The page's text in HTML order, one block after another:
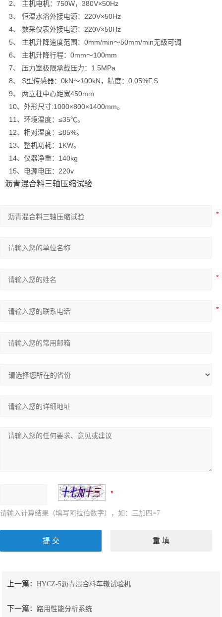
2、 主机电机：750W，380V×50Hz
3、 恒温水浴外接电源：220V×50Hz
4、 数采仪表外接电源：220V×50Hz
5、 主机升降速度范围：0mm/min～50mm/min无级可调
6、 主机升降行程：0mm～100mm
7、 压力室极限承载压力：1.5MPa
8、 S型传感器：0kN～100kN，精度：0.05%F.S
9、 两立柱中心距宽450mm
10、外形尺寸:1000×800×1400mm。
11、环境温度：≤35℃。
12、相对湿度：≤85%。
13、整机功耗：1KW。
14、仪器净重：140kg
15、电源电压：220v
沥青混合料三轴压缩试验
请输入计算结果（填写阿拉伯数字），如：三加四=7
上一篇：HYCZ-5沥青混合料车辙试验机
下一篇： 路用性能分析系统